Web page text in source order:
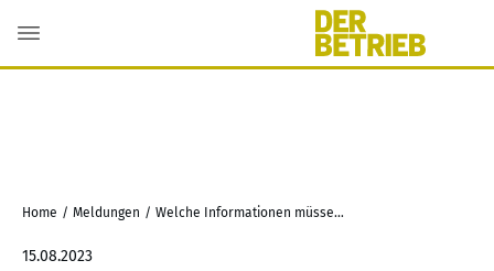
Home / Meldungen / Welche Informationen müssen KMU im Zuge ihrer Nachhaltigkeitsberichterstattung offenlegen?
15.08.2023